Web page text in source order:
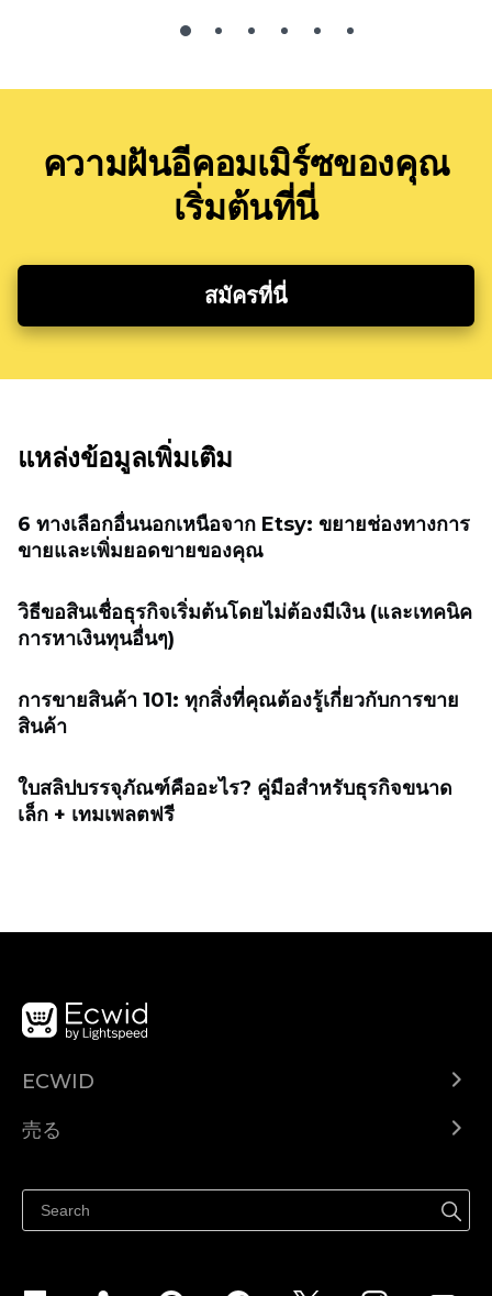
ความฝันอีคอมเมิร์ซของคุณ
เริ่มต้นที่นี่
สมัครที่นี่
แหล่งข้อมูลเพิ่มเติม
6 ทางเลือกอื่นนอกเหนือจาก Etsy: ขยายช่องทางการ
ขายและเพิ่มยอดขายของคุณ
วิธีขอสินเชื่อธุรกิจเริ่มต้นโดยไม่ต้องมีเงิน (และเทคนิค
การหาเงินทุนอื่นๆ)
การขายสินค้า 101: ทุกสิ่งที่คุณต้องรู้เกี่ยวกับการขาย
สินค้า
ใบสลิปบรรจุภัณฑ์คืออะไร? คู่มือสำหรับธุรกิจขนาด
เล็ก + เทมเพลตฟรี
ECWID
ヘルプセンター
売る
Facebookで販売する
Instagramで販売する